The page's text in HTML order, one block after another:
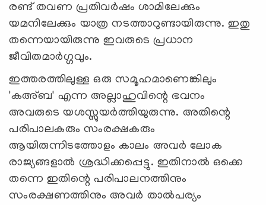
രണ്ട് തവണ പ്രതിവര്‍ഷം ശാമിലേക്കും
യമനിലേക്കും യാത്ര നടത്താറുണ്ടായിരുന്നു. ഇതു
തന്നെയായിരുന്നു ഇവരുടെ പ്രധാന
ജീവിതമാര്‍ഗ്ഗവും.
ഇത്തരത്തിലുള്ള ഒരു സമൂഹമാണെങ്കിലും
'കഅ്ബ' എന്ന അല്ലാഹുവിന്റെ ഭവനം
അവരുടെ യശസ്സുയര്‍ത്തിയുരുന്നു. അതിന്റെ
പരിപാലകരും സംരക്ഷകരും
ആയിരുന്നിടത്തോളം കാലം അവര്‍ ലോക
രാജ്യങ്ങളാല്‍ ശ്രദ്ധിക്കപ്പെട്ടു. ഇതിനാല്‍ ഒക്കെ
തന്നെ ഇതിന്റെ പരിപാലനത്തിനും
സംരക്ഷണത്തിനും അവര്‍ താല്‍പര്യം